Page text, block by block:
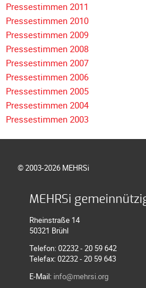
Streckensicherung
Meldeformular
Flex.
Kurvenleittafel
Galerien
Galerie
2026
Galerie
Galerie
Galerie
2023
Galerie
2022
Pressestimmen 2011
Pressestimmen 2010
Pressestimmen 2009
Pressestimmen 2008
Pressestimmen 2007
Pressestimmen 2006
Pressestimmen 2005
Pressestimmen 2004
Pressestimmen 2003
© 2003-2026 MEHRSi
MEHRSi
Rheinstraße 14
50321 Brühl
Telefon: 02232 - 20 59 642
Telefax: 02232 - 20 59 643
E-Mail: info@mehrsi.org